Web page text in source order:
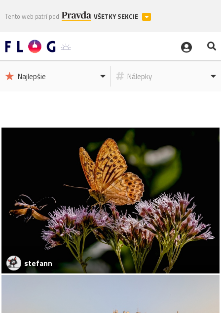
Tento web patrí pod VŠETKY SEKCIE
Najlepšie Nálepky
stefann